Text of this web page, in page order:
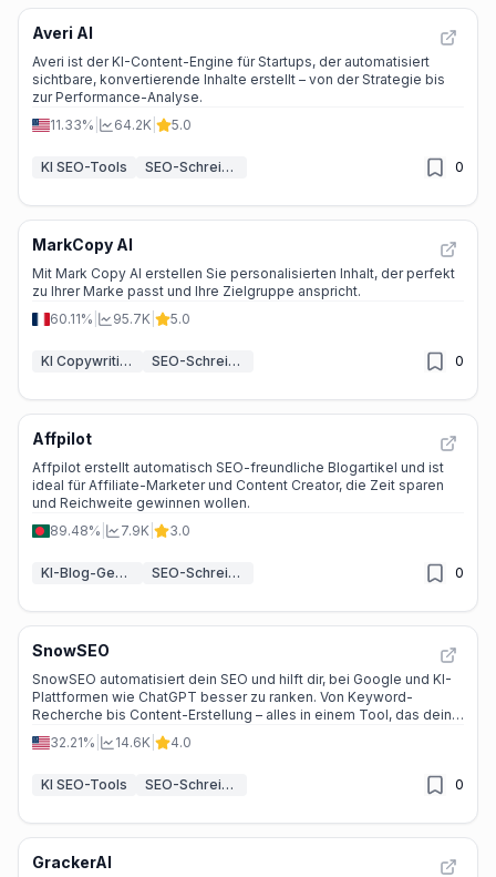
Averi AI
Averi ist der KI-Content-Engine für Startups, der automatisiert
sichtbare, konvertierende Inhalte erstellt – von der Strategie bis
zur Performance-Analyse.
11.33%
64.2K 5.0
KI SEO-Tools SEO-Schreib-Assistent KI 0
MarkCopy AI
Mit Mark Copy AI erstellen Sie personalisierten Inhalt, der perfekt
zu Ihrer Marke passt und Ihre Zielgruppe anspricht.
60.11%
95.7K 5.0
KI Copywriting SEO-Schreib-Assistent KI 0
Affpilot
Affpilot erstellt automatisch SEO-freundliche Blogartikel und ist
ideal für Affiliate-Marketer und Content Creator, die Zeit sparen
und Reichweite gewinnen wollen.
89.48%
7.9K 3.0
KI-Blog-Generator SEO-Schreib-Assistent KI 0
SnowSEO
SnowSEO automatisiert dein SEO und hilft dir, bei Google und KI-
Plattformen wie ChatGPT besser zu ranken. Von Keyword-
Recherche bis Content-Erstellung – alles in einem Tool, das deine
Marke wachsen lässt.
32.21% 14.6K 4.0
KI SEO-Tools SEO-Schreib-Assistent KI 0
GrackerAI